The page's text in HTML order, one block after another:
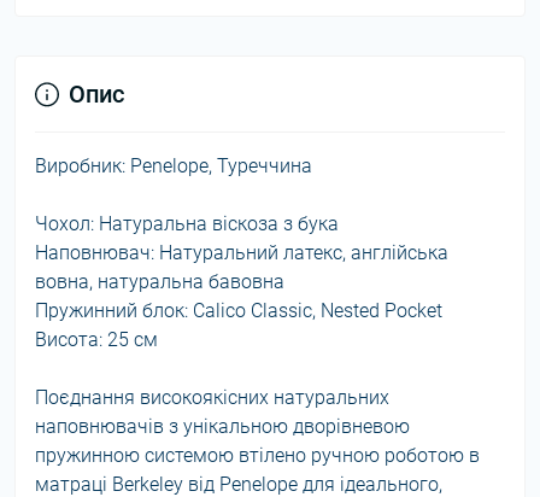
Опис
Виробник: Penelope, Туреччина
Чохол: Натуральна віскоза з бука
Наповнювач: Натуральний латекс, англійська
вовна, натуральна бавовна
Пружинний блок: Calico Classic, Nested Pocket
Висота: 25 см
Поєднання високоякісних натуральних
наповнювачів з унікальною дворівневою
пружинною системою втілено ручною роботою в
матраці Berkeley від Penelope для ідеального,